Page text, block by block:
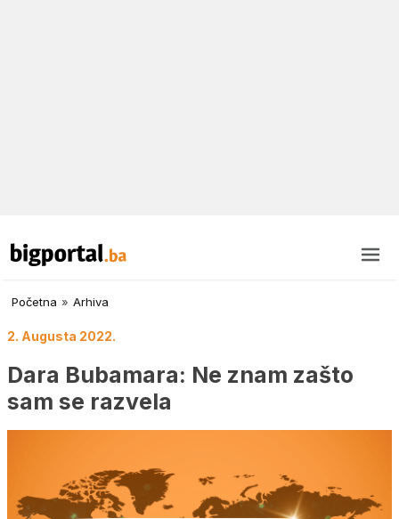
Početna » Arhiva
2. Augusta 2022.
Dara Bubamara: Ne znam zašto
sam se razvela